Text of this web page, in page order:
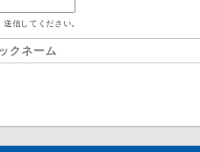
信してください。